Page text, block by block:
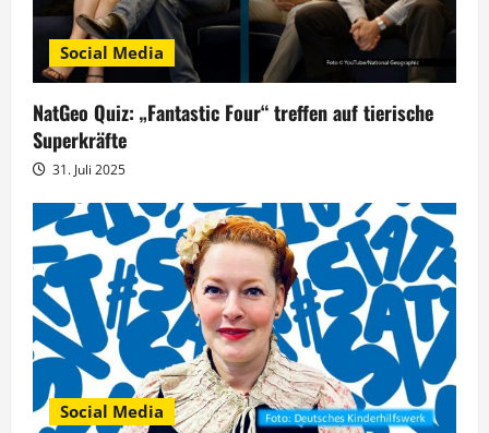
v
i
g
a
t
i
o
n
Social Media
NatGeo Quiz: „Fantastic Four“ treffen auf tierische
Superkräfte
31. Juli 2025
Social Media